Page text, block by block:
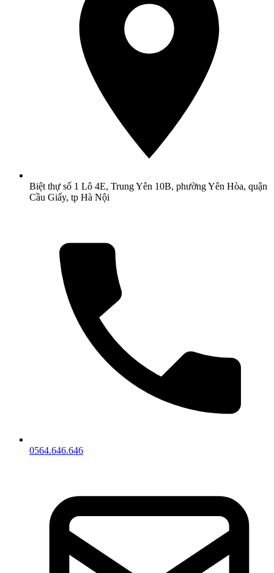
Biệt thự số 1 Lô 4E, Trung Yên 10B, phường Yên Hòa, quận
Cầu Giấy, tp Hà Nội
0564.646.646